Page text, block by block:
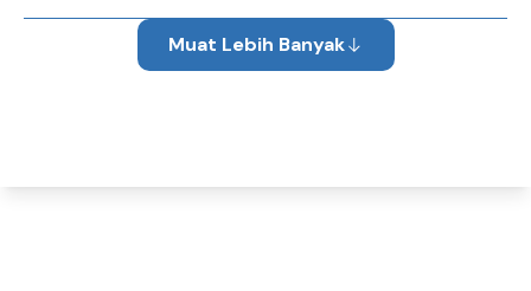
Muat Lebih Banyak